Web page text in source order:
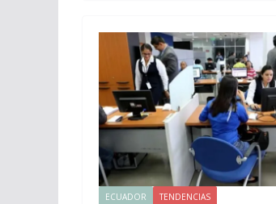
ECUADOR TENDENCIAS